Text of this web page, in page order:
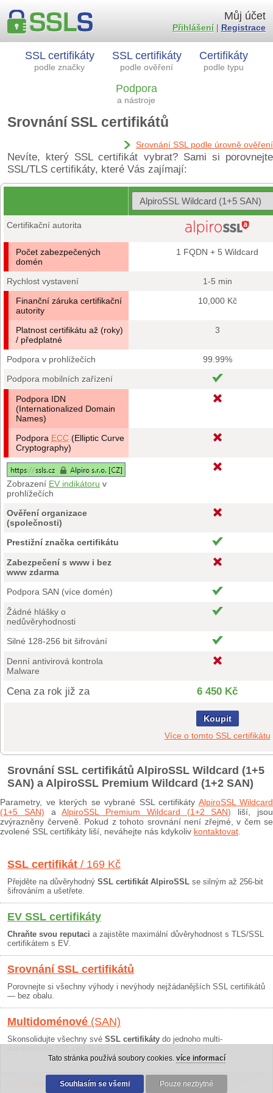
SSL certifikáty
podle značky
SSL certifikáty
podle ověření
Certifikáty
podle typu
Podpora
a nástroje
Můj účet
Přihlášení| Registrace
Srovnání SSL certifikátů
Srovnání SSL podle úrovně ověření
Nevíte, který SSL certifikát vybrat? Sami si porovnejte
SSL/TLS certifikáty, které Vás zajímají:
Certifikační autorita
Počet zabezpečených
domén
1 FQDN + 5 Wildcard
Rychlost vystavení
1-5 min
Finanční záruka certifikační
autority
10,000 Kč
Platnost certifikátu až (roky)
/ předplatné
3
Podpora v prohlížečích
99.99%
Podpora mobilních zařízení
Podpora IDN
(Internationalized Domain
Names)
Podpora ECC (Elliptic Curve
Cryptography)
Zobrazení EV indikátoru v
prohlížečích
Ověření organizace
(společnosti)
Prestižní značka certifikátu
Zabezpečení s www i bez
www zdarma
Podpora SAN (více domén)
Žádné hlášky o
nedůvěryhodnosti
Silné 128-256 bit šifrování
Denní antivirová kontrola
Malware
Cena za rok již za 6 450 Kč
Koupit
Více o tomto SSL certifikátu
Srovnání SSL certifikátů AlpiroSSL Wildcard (1+5
SAN) a AlpiroSSL Premium Wildcard (1+2 SAN)
Parametry, ve kterých se vybrané SSL certifikáty AlpiroSSL Wildcard
(1+5 SAN) aAlpiroSSL Premium Wildcard (1+2 SAN) liší, jsou
zvýrazněny červeně. Pokud z tohoto srovnání není zřejmé, v čem se
zvolené SSL certifikáty liší, neváhejte nás kdykoliv kontaktovat
SSL certifikát / 169 Kč
Přejděte na důvěryhodný SSL certifikát AlpiroSSL se silným až 256-bit
šifrováním a ušetřete.
EV SSL certifikáty
Chraňte svou reputaci a zajistěte maximální důvěryhodnost s TLS/SSL
certifikátem s EV.
Srovnání SSL certifikátů
Porovnejte si všechny výhody i nevýhody nejžádanějších SSL certifikátů
— bez obalu.
Multidoménové (SAN)
Skonsolidujte všechny své SSL certifikáty do jednoho multi-
Obchodní podmínky|30 dní záruka
Tato stránka používá soubory cookies. více informací
Souhlasím se všemi Pouze nezbytné